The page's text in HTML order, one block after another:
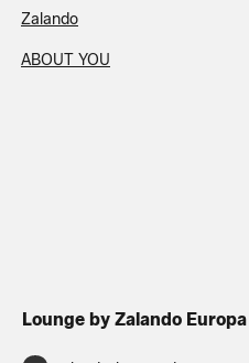
Zalando
ABOUT YOU
Lounge by Zalando Europa